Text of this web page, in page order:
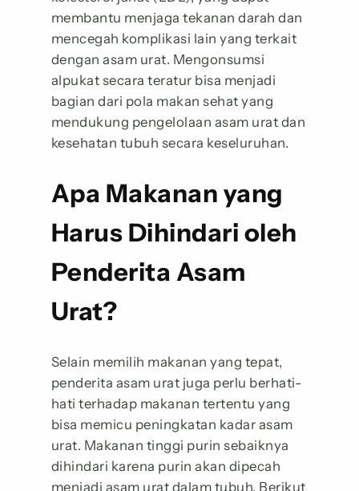
membantu menjaga tekanan darah dan
mencegah komplikasi lain yang terkait
dengan asam urat. Mengonsumsi
alpukat secara teratur bisa menjadi
bagian dari pola makan sehat yang
mendukung pengelolaan asam urat dan
kesehatan tubuh secara keseluruhan.
Apa Makanan yang
Harus Dihindari oleh
Penderita Asam
Urat?
Selain memilih makanan yang tepat,
penderita asam urat juga perlu berhati-
hati terhadap makanan tertentu yang
bisa memicu peningkatan kadar asam
urat. Makanan tinggi purin sebaiknya
dihindari karena purin akan dipecah
menjadi asam urat dalam tubuh. Berikut